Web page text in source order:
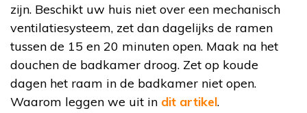
zijn. Beschikt uw huis niet over een mechanisch
ventilatiesysteem, zet dan dagelijks de ramen
tussen de 15 en 20 minuten open. Maak na het
douchen de badkamer droog. Zet op koude
dagen het raam in de badkamer niet open.
Waarom leggen we uit in dit artikel.